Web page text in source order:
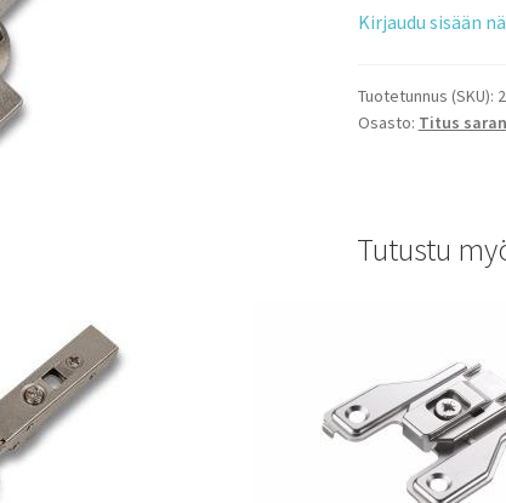
Kirjaudu sisään
Tuotetunnus (SKU):
Osasto: Titus
Tutustu